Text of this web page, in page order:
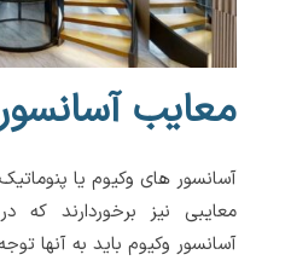
معایب
آسانسور های وکیوم یا پنوماتیک
معایبی نیز برخوردارند که
آسانسور وکیوم باید به آنها